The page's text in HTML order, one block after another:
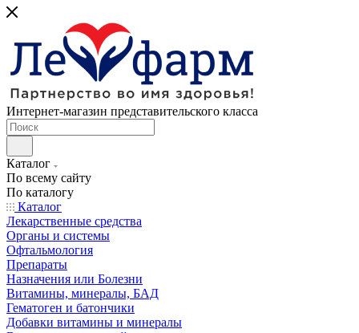
Интернет-магазин представительского класса
Каталог
По всему сайту
По каталогу
Каталог
Лекарственные средства
Органы и системы
Офтальмология
Препараты
Назначения или Болезни
Витамины, минералы, БАД
Гематоген и батончики
Добавки витамины и минералы